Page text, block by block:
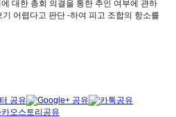
대한 총회 의결을 통한 추인 여부에 관하
어렵다고 판단 -하여 피고 조합의 항소를